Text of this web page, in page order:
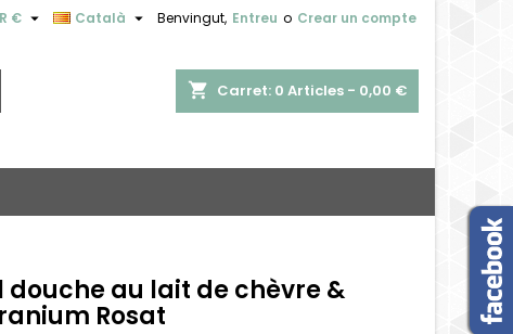
Benvingut, Entreu o Crear un compte
Català 
€ 
shopping_cart Carret: 0 Articles - 0,00 €
douche au lait de chèvre &
Rosat